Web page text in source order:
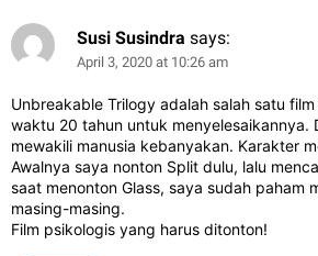
Susi Susindra says:
April 3, 2020 at 10:26 am
Unbreakable Trilogy adalah salah satu
waktu 20 tahun untuk menyelesaikannya.
mewakili manusia kebanyakan. Karakter
Awalnya saya nonton Split dulu, lalu
saat menonton Glass, saya sudah paham
masing-masing.
Film psikologis yang harus ditonton!